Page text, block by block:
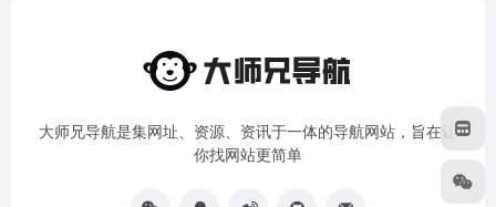
大师兄导航是集网址、资源、资讯于一体的导航网站，旨在让
你找网站更简单